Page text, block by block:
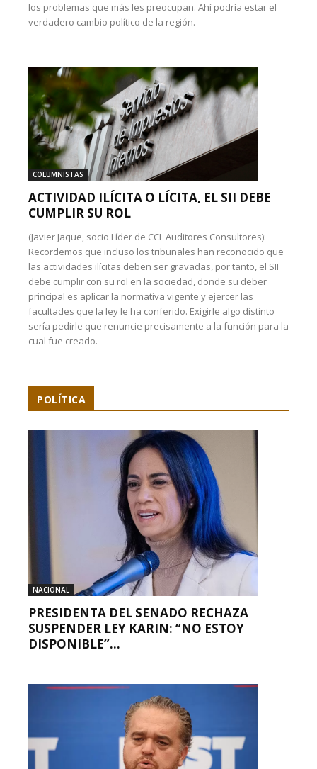
los problemas que más les preocupan. Ahí podría estar el
verdadero cambio político de la región.
COLUMNISTAS
ACTIVIDAD ILÍCITA O LÍCITA, EL SII DEBE
CUMPLIR SU ROL
(Javier Jaque, socio Líder de CCL Auditores Consultores):
Recordemos que incluso los tribunales han reconocido que
las actividades ilícitas deben ser gravadas, por tanto, el SII
debe cumplir con su rol en la sociedad, donde su deber
principal es aplicar la normativa vigente y ejercer las
facultades que la ley le ha conferido. Exigirle algo distinto
sería pedirle que renuncie precisamente a la función para la
cual fue creado.
POLÍTICA
NACIONAL
PRESIDENTA DEL SENADO RECHAZA
SUSPENDER LEY KARIN: “NO ESTOY
DISPONIBLE”...